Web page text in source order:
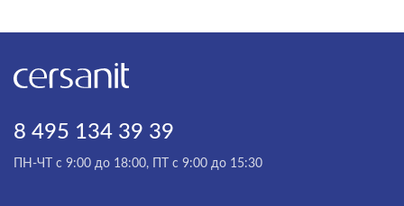
8 495 134 39 39
ПН-ЧТ с 9:00 до 18:00, ПТ с 9:00 до 15:30